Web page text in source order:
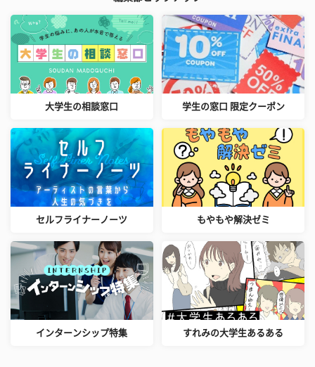
大学生の相談窓口 学生の窓口 限定クーポン
セルフライナーノーツ もやもや解決ゼミ
インターンシップ特集 すれみの大学生あるある